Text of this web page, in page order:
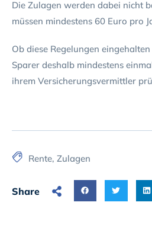
Die Zulagen werden dabei nicht
müssen mindestens 60 Euro pro
Ob diese Regelungen
Sparer deshalb mindestens
ihrem Versicherungsvermittler
Rente, Zulagen
Share